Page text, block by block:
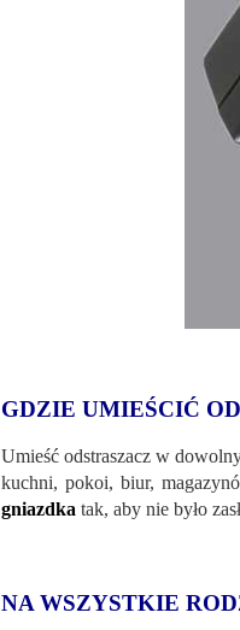
GDZIE UMIEŚCIĆ
Umieść odstraszacz w
kuchni, pokoi, biur,
gniazdka tak, aby nie było
NA WSZYSTKIE